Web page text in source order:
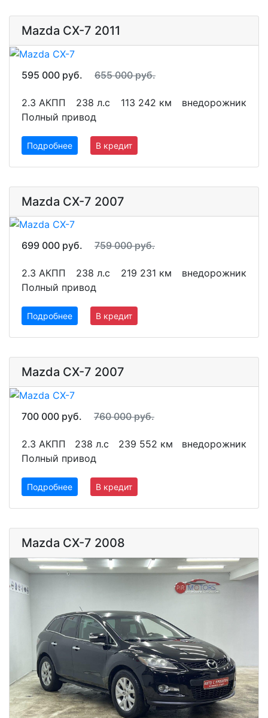
Mazda CX-7 2011
595 000 руб. 655 000 руб.
2.3 АКПП 238 л.с 113 242 км
внедорожник
Полный привод
Подробнее В кредит
Mazda CX-7 2007
699 000 руб. 759 000 руб.
2.3 АКПП 238 л.с 219 231 км
внедорожник
Полный привод
Подробнее В кредит
Mazda CX-7 2007
700 000 руб. 760 000 руб.
2.3 АКПП 238 л.с 239 552 км
внедорожник
Полный привод
Подробнее В кредит
Mazda CX-7 2008